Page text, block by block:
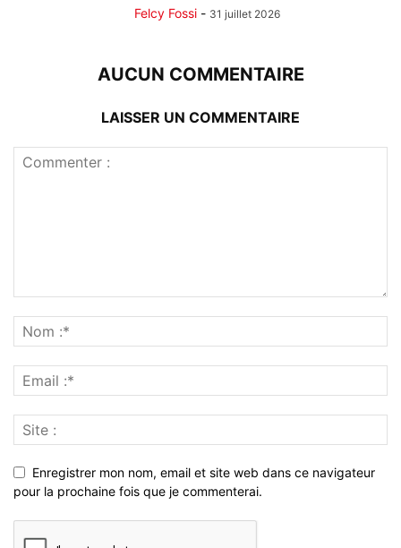
Felcy Fossi - 31 juillet 2026
AUCUN COMMENTAIRE
LAISSER UN COMMENTAIRE
Enregistrer mon nom, email et site web dans ce navigateur
pour la prochaine fois que je commenterai.